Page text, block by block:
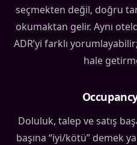
seçmekten değil, doğru
okumaktan gelir. Aynı
ADR’yi farklı
hale
Doluluk, talep ve satış
başına “iyi/kötü” demek